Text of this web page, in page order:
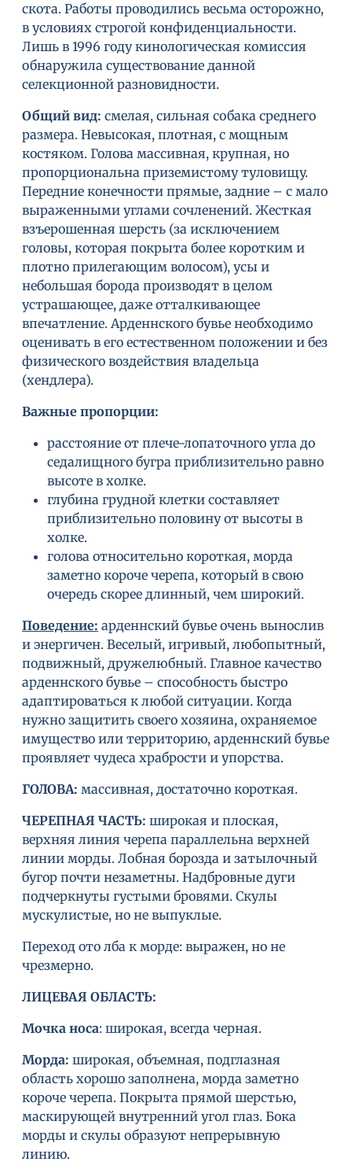
скота. Работы проводились весьма осторожно,
в условиях строгой конфиденциальности.
Лишь в 1996 году кинологическая комиссия
обнаружила существование данной
селекционной разновидности.
Общий вид: смелая, сильная собака среднего
размера. Невысокая, плотная, с мощным
костяком. Голова массивная, крупная, но
пропорциональна приземистому туловищу.
Передние конечности прямые, задние – с мало
выраженными углами сочленений. Жесткая
взъерошенная шерсть (за исключением
головы, которая покрыта более коротким и
плотно прилегающим волосом), усы и
небольшая борода производят в целом
устрашающее, даже отталкивающее
впечатление. Арденнского бувье необходимо
оценивать в его естественном положении и без
физического воздействия владельца
(хендлера).
Важные пропорции:
расстояние от плече-лопаточного угла до
седалищного бугра приблизительно равно
высоте в холке.
глубина грудной клетки составляет
приблизительно половину от высоты в
холке.
голова относительно короткая, морда
заметно короче черепа, который в свою
очередь скорее длинный, чем широкий.
Поведение: арденнский бувье очень вынослив
и энергичен. Веселый, игривый, любопытный,
подвижный, дружелюбный. Главное качество
арденнского бувье – способность быстро
адаптироваться к любой ситуации. Когда
нужно защитить своего хозяина, охраняемое
имущество или территорию, арденнский бувье
проявляет чудеса храбрости и упорства.
ГОЛОВА: массивная, достаточно короткая.
ЧЕРЕПНАЯ ЧАСТЬ: широкая и плоская,
верхняя линия черепа параллельна верхней
линии морды. Лобная борозда и затылочный
бугор почти незаметны. Надбровные дуги
подчеркнуты густыми бровями. Скулы
мускулистые, но не выпуклые.
Переход ото лба к морде: выражен, но не
чрезмерно.
ЛИЦЕВАЯ ОБЛАСТЬ:
Мочка носа: широкая, всегда черная.
Морда: широкая, объемная, подглазная
область хорошо заполнена, морда заметно
короче черепа. Покрыта прямой шерстью,
маскирующей внутренний угол глаз. Бока
морды и скулы образуют непрерывную
линию.